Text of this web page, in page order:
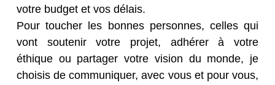
votre budget et vos délais.
Pour toucher les bonnes personnes, celles qui
vont soutenir votre projet, adhérer à votre
éthique ou partager votre vision du monde, je
choisis de communiquer, avec vous et pour vous,